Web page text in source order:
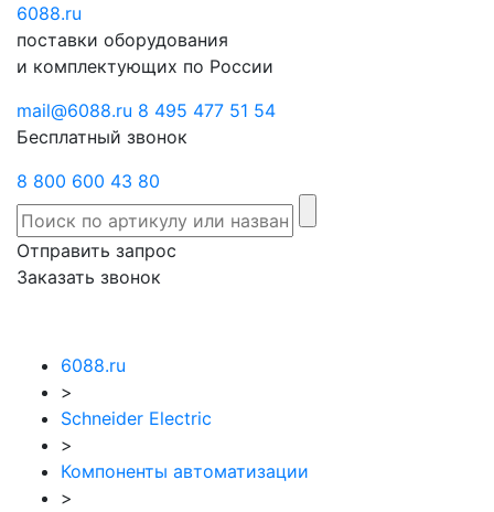
6088.ru
поставки оборудования
и комплектующих по России
mail@6088.ru 8 495 477 51 54
Бесплатный звонок
8 800 600 43 80
Отправить запрос
Заказать звонок
6088.ru
>
Schneider Electric
>
Компоненты автоматизации
>
Отправить
запрос
звонок